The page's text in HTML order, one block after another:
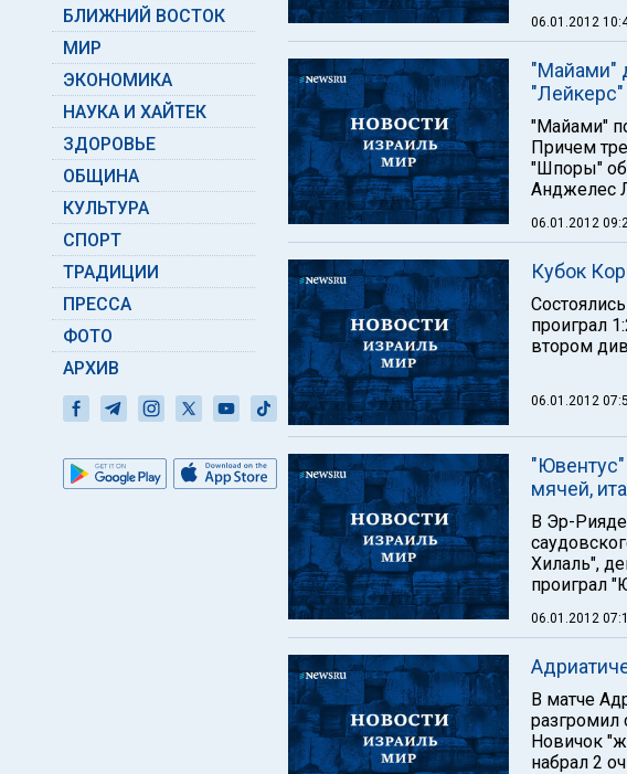
БЛИЖНИЙ ВОСТОК
МИР
ЭКОНОМИКА
НАУКА И ХАЙТЕК
ЗДОРОВЬЕ
ОБЩИНА
КУЛЬТУРА
СПОРТ
ТРАДИЦИИ
ПРЕССА
ФОТО
АРХИВ
06.01.2012
"Майами"
"Майами"
Причем
"Шпоры"
Анджелес
06.01.2012
Кубок
проиграл
втором
06.01.2012
мячей,
В Эр-Рияде
Хилаль",
проиграл
06.01.2012
В матче
разгромил
Новичок
набрал 2